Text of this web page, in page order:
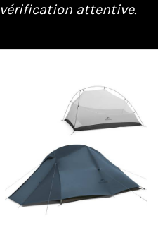
vérification attentive.